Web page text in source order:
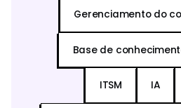
Gerenciamento do
Base de
ITSM IA